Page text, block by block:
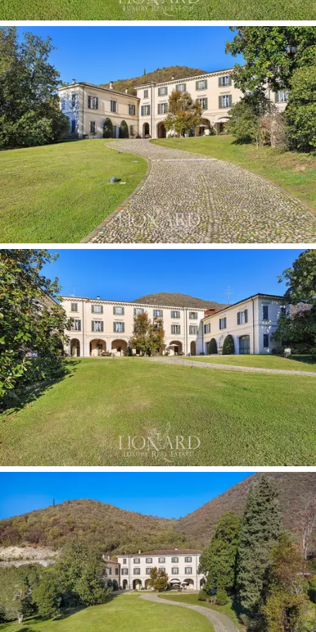
vor allem dank der zahlreichen Fresken, die die
Wohnzimmer des Hauses schmücken, die gleichen
Originale der Zeit, dem berühmten Maler Angelo Täuschi
aus Brescia und anderen seiner Schule zugeschrieben.
Das Hauptgebäude des Gebäudes erstreckt sich über
zwei Etagen über dem Boden sowie ein letztes
Dachgeschoss mit Holzbalken. Die untere Etage ist
ganz dem Wohnbereich gewidmet, mit einer großen
Küche mit Spieß, einem schönen Esszimmer mit
Fresken und einem riesigen Wohnzimmer.
Die zweite Etage wird von der Hauptwohnung und zwei
weiteren Wohnungen eingenommen, von denen die
kleinere über Originalböden verfügt. Die Hauptwohnung,
die den zentralen Teil des Gebäudes einnimmt, ist eine
Art Adelsgeschoss, das sich aus der prächtigen Galerie
entwickelt, die als Bindeglied zwischen den großen, mit
Fresken verzierten Sälen fungiert. Es ist sehr hell und
verfügt über restaurierte Terrakottaböden und
prächtige Fresken in perfektem Zustand, die die drei
Schlafzimmer und Badezimmer aus kostbarem Marmor
schmücken.
Hinter dem Gebäude befindet sich ein Innenhof, der von
einem zweiten großen Gebäude überragt wird, das sich
über zwei Stockwerke erstreckt. Ursprünglich als Lager
und Stallungen genutzt, ist es heute im rustikalen Stil
restauriert und individuell gestaltbar, ideal für weitere
Wohnungen oder Garagen. Im Innenhof befinden sich
auch zwei weitere Wohnungen für die Hausmeister und
eine Wohnung für Gäste, während vier Garagen im
Seitenflügel diesemajestätische Residenz zum